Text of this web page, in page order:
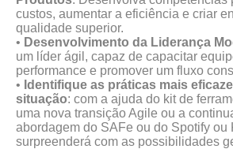
custos, aumentar a eficiência e criar
qualidade superior.
• Desenvolvimento da Liderança
um líder ágil, capaz de capacitar
performance e promover um fluxo
• Identifique as práticas mais
situação: com a ajuda do kit de
uma nova transição Agile ou a
abordagem do SAFe ou do Spotify ou
surpreenderá com as possibilidades